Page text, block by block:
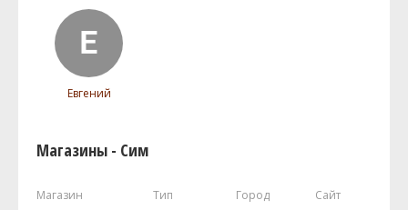
Евгений
Магазины - Сим
Магазин Тип Город Сайт